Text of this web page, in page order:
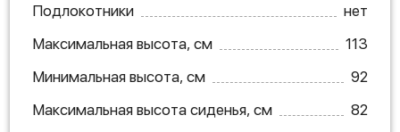
Подлокотники
нет
Максимальная высота, см
113
Минимальная высота, см
92
Максимальная высота сиденья, см
82